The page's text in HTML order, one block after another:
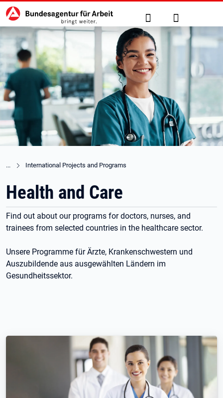
zu den Hauptinhalten springen
Hauptnavigation Suche Anmelden
International Projects and Programs
Health and Care
Find out about our programs for doctors, nurses, and
trainees from selected countries in the healthcare sector.
Unsere Programme für Ärzte, Krankenschwestern und
Auszubildende aus ausgewählten Ländern im
Gesundheitssektor.